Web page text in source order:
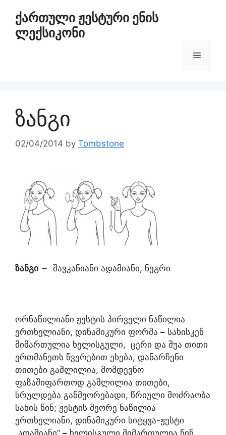
ქართული ჟესტური ენის
ლექსიკონი
ზანგი
02/04/2014 by Tombstone
ზანგი – შავკანიანი ადამიანი, ნეგრი
ორნაწილიანი ჟესტის პირველი ნაწილია
ერთხელიანი, დინამიკური ფორმა – სახისკენ
მიმართულია ხელისგული, ცერი და შუა თითი
ერთმანეთს წვერებით ეხება, დანარჩენი
თითები გაშლილია, მომდევნო
ფაზაშიფართოდ გაშლილია თითები,
სრულდება განმეორებადი, წრიული მოძრაობა
სახის წინ; ჟესტის მეორე ნაწილია
ერთხელიანი, დინამიკური სიტყვა-ჟესტი
„ადამიანი“ – ხელისგული მიმართულია წინ,